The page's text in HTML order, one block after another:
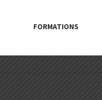
FORMATIONS